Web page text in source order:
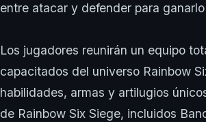
entre atacar y defender para
Los jugadores reunirán un equipo
capacitados del universo Rainbow
habilidades, armas y artilugios
de Rainbow Six Siege, incluidos